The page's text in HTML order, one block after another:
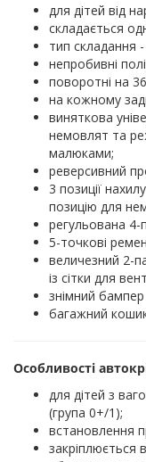
для дітей від
складається
тип складання
непробивні
поворотні на
на кожному
виняткова
немовлят та
малюками;
реверсивний
3 позиції
позицію для
регульована 4-
5-точкові
величезний 2-
із сітки для
знімний
багажний
Особливості
для дітей з
(група 0+/1);
встановлення
закріплюється